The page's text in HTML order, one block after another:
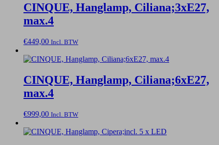
CINQUE, Hanglamp, Ciliana;3xE27,
max.4
€449,00 Incl. BTW
CINQUE, Hanglamp, Ciliana;6xE27,
max.4
€999,00 Incl. BTW